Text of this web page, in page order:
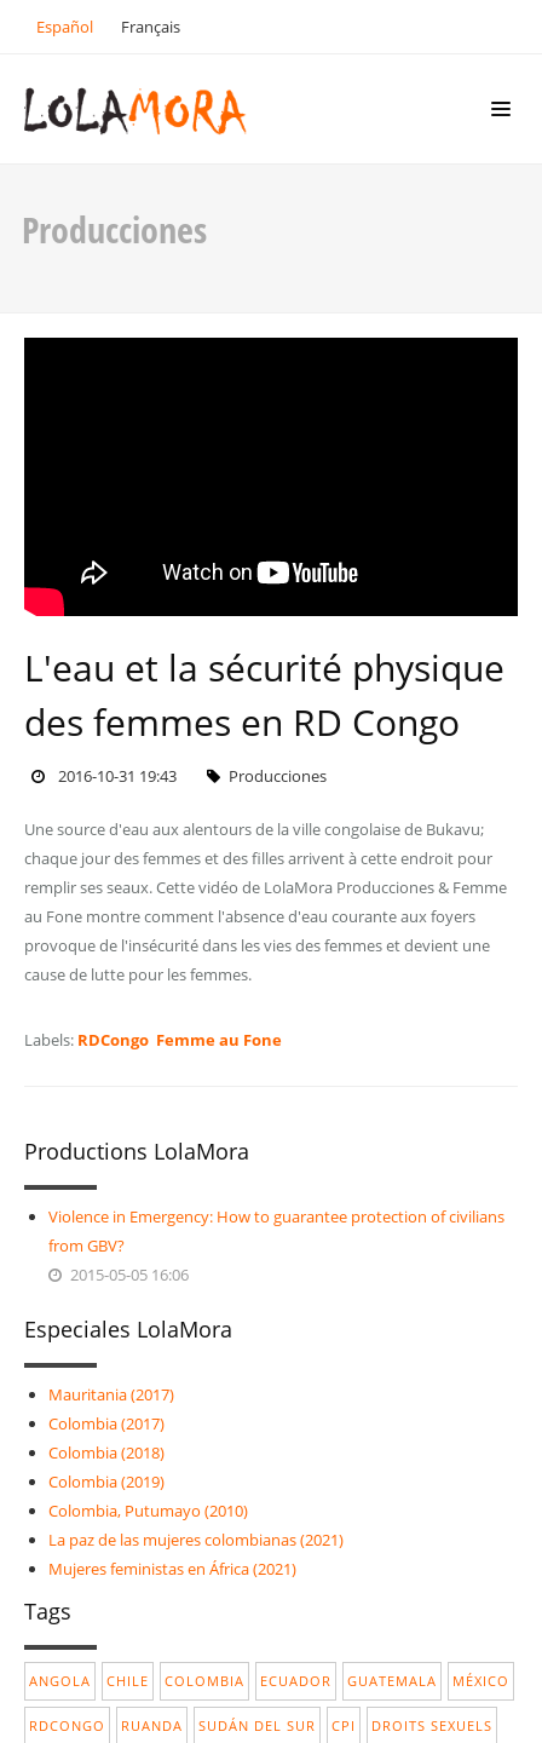
Español Français
Producciones
L'eau et la sécurité physique
des femmes en RD Congo
2016-10-31 19:43 Producciones
Une source d'eau aux alentours de la ville congolaise de Bukavu;
chaque jour des femmes et des filles arrivent à cette endroit pour
remplir ses seaux. Cette vidéo de LolaMora Producciones & Femme
au Fone montre comment l'absence d'eau courante aux foyers
provoque de l'insécurité dans les vies des femmes et devient une
cause de lutte pour les femmes.
Labels: RDCongo Femme au Fone
Productions LolaMora
Violence in Emergency: How to guarantee protection of civilians
from GBV?
2015-05-05 16:06
Especiales LolaMora
Mauritania (2017)
Colombia (2017)
Colombia (2018)
Colombia (2019)
Colombia, Putumayo (2010)
La paz de las mujeres colombianas (2021)
Mujeres feministas en África (2021)
Tags
ANGOLA CHILE COLOMBIA ECUADOR GUATEMALA MÉXICO
RDCONGO RUANDA SUDÁN DEL SUR CPI DROITS SEXUELS